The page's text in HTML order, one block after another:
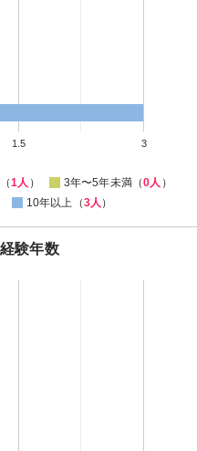
1.5 3
1人 ） 3年〜5年未満（0人 ）
10年以上（3人 ）
験年数